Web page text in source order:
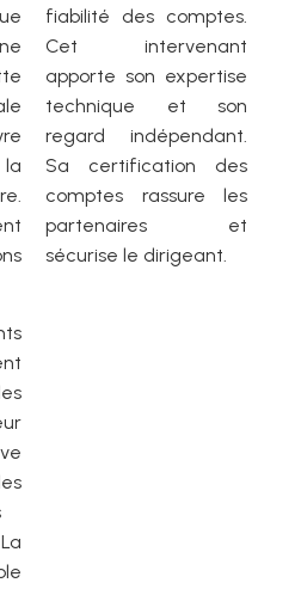
fiabilité des comptes.
Cet intervenant
apporte son expertise
technique et son
regard indépendant.
Sa certification des
comptes rassure les
partenaires et
sécurise le dirigeant.